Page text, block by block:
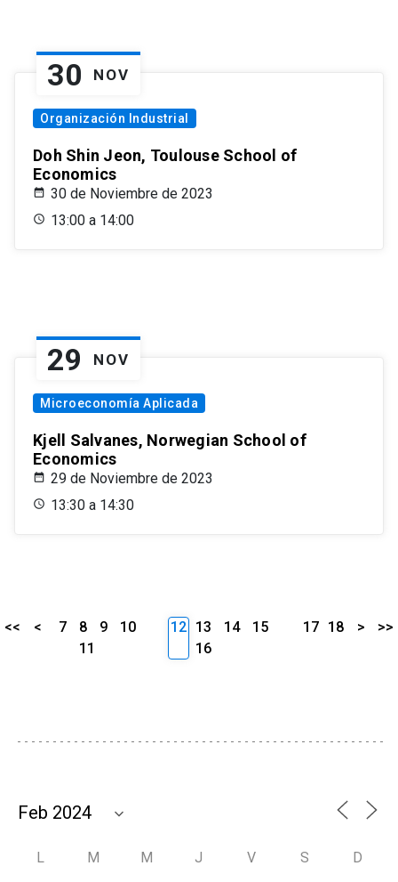
30 NOV
Organización Industrial
Doh Shin Jeon, Toulouse School of
Economics
30 de Noviembre de 2023
13:00 a 14:00
29 NOV
Microeconomía Aplicada
Kjell Salvanes, Norwegian School of
Economics
29 de Noviembre de 2023
13:30 a 14:30
<< < 7 8 9
10
11
12 13 14
15
16
17 18 > >>
L M M J V S D